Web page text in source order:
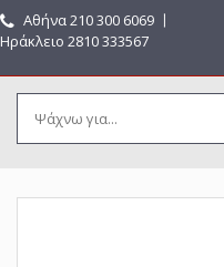
Αθήνα210 300 6069 〡
Ηράκλειο 2810 333567